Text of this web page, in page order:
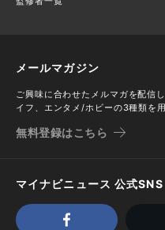
メールマガジン
ご興味に合わせたメルマガを配信
イフ、エンタメ/ホビーの3種類を用
無料登録はこちら
マイナビニュース 公式SNS